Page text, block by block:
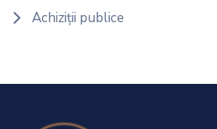
Achiziții publice